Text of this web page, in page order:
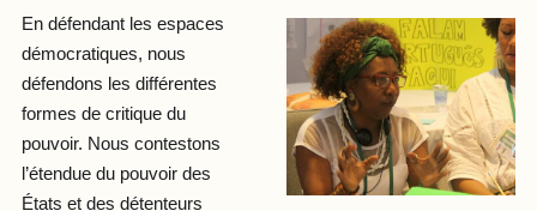
En défendant les espaces
démocratiques, nous
défendons les différentes
formes de critique du
pouvoir. Nous contestons
l’étendue du pouvoir des
États et des détenteurs